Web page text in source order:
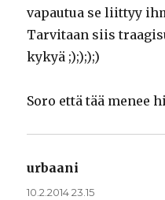
vapautua se liittyy
Tarvitaan siis
kykyä ;);););)
Soro että tää menee
urbaani
10.2.2014 23.15